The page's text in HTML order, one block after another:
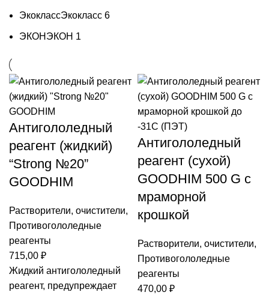
ЭкоклассЭкокласс 6
ЭКОН ЭКОН 1
Антигололедный
реагент (жидкий)
“Strong №20”
GOODHIM
Растворители, очистители,
Противогололедные
реагенты
715,00 ₽
Жидкий антигололедный
реагент, предупреждает
Антигололедный
реагент (сухой)
GOODHIM 500 G с
мраморной
крошкой
Растворители, очистители,
Противогололедные
реагенты
470,00 ₽